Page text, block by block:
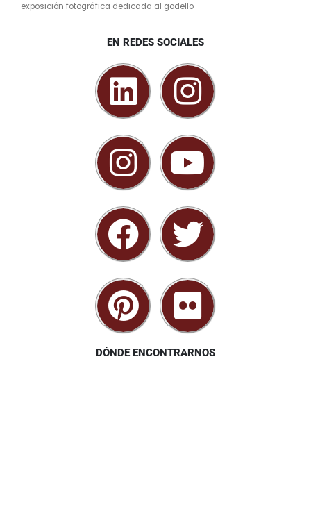
exposición fotográfica dedicada al godello
EN REDES SOCIALES
DÓNDE ENCONTRARNOS